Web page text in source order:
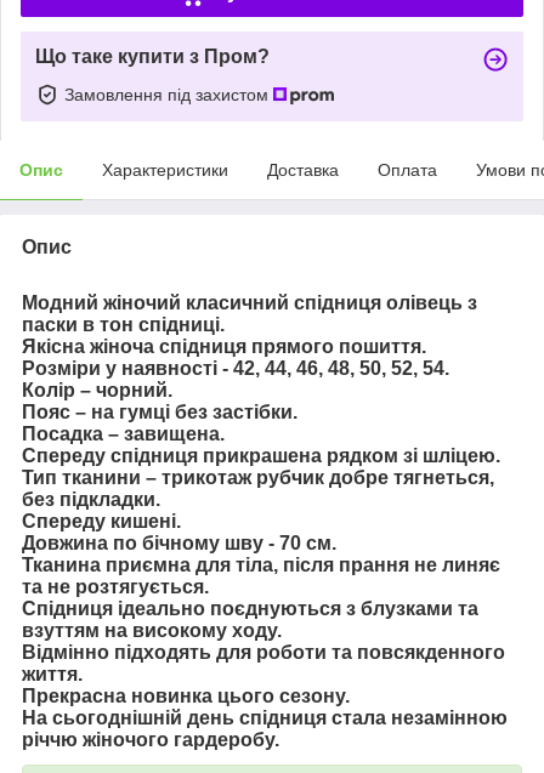
Що таке купити з Пром?
Замовлення під захистом
Опис Характеристики Доставка Оплата Умови
Опис
Модний жіночий класичний спідниця олівець з
паски в тон спідниці.
Якісна жіноча спідниця прямого пошиття.
Розміри у наявності - 42, 44, 46, 48, 50, 52, 54.
Колір – чорний.
Пояс – на гумці без застібки.
Посадка – завищена.
Спереду спідниця прикрашена рядком зі шліцею.
Тип тканини – трикотаж рубчик добре тягнеться,
без підкладки.
Спереду кишені.
Довжина по бічному шву - 70 см.
Тканина приємна для тіла, після прання не линяє
та не розтягується.
Спідниця ідеально поєднуються з блузками та
взуттям на високому ходу.
Відмінно підходять для роботи та повсякденного
життя.
Прекрасна новинка цього сезону.
На сьогоднішній день спідниця стала незамінною
річчю жіночого гардеробу.